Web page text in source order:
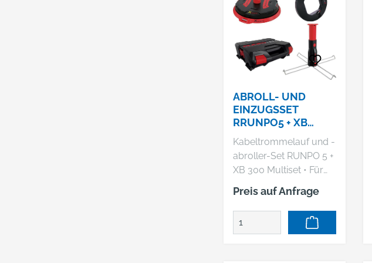
ABROLL- UND
EINZUGSSET
RRUNPO5 + XB
300MULTI-
SETRUNPOTEC
Kabeltrommelauf und -
abroller-Set RUNPO 5 +
XB 300 Multiset • Für
Kabeltrommeln, kein
Kabelgewirr •
Rutschfester und
Preis auf Anfrage